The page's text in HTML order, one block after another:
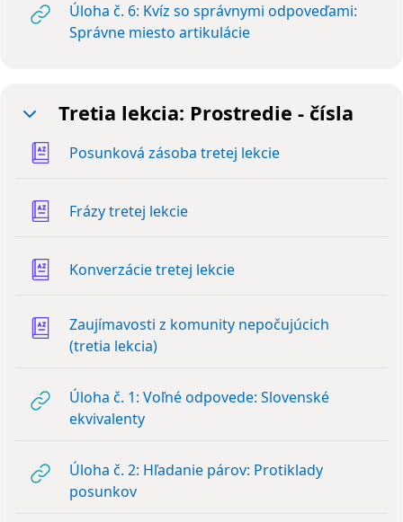
Úloha č. 6: Kvíz so správnymi odpoveďami:
Správne miesto artikulácieURL
Zbaliť Tretia lekcia: Prostredie - čísla
Posunková zásoba tretej lekcieSlovník
Frázy tretej lekcieSlovník
Konverzácie tretej lekcieSlovník
Zaujímavosti z komunity nepočujúcich
(tretia lekcia)Slovník
Úloha č. 1: Voľné odpovede: Slovenské
ekvivalentyURL
Úloha č. 2: Hľadanie párov: Protiklady
posunkovURL